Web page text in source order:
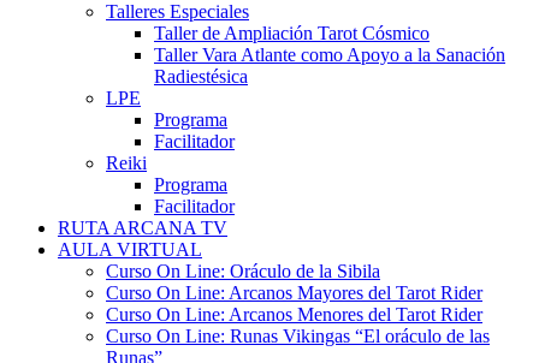
Talleres Especiales
Taller de Ampliación Tarot Cósmico
Taller Vara Atlante como Apoyo a la Sanación
Radiestésica
LPE
Programa
Facilitador
Reiki
Programa
Facilitador
RUTA ARCANA TV
AULA VIRTUAL
Curso On Line: Oráculo de la Sibila
Curso On Line: Arcanos Mayores del Tarot Rider
Curso On Line: Arcanos Menores del Tarot Rider
Curso On Line: Runas Vikingas “El oráculo de las
Runas”